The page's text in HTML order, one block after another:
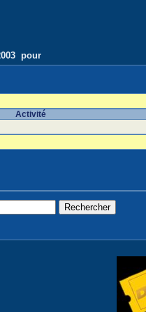
pour
Activité